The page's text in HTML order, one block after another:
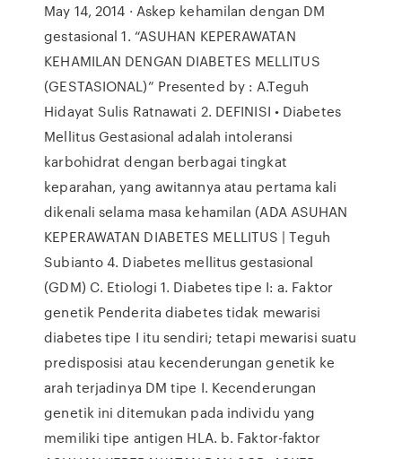
May 14, 2014 · Askep kehamilan dengan DM
gestasional 1. “ASUHAN KEPERAWATAN
KEHAMILAN DENGAN DIABETES MELLITUS
(GESTASIONAL)” Presented by : A.Teguh
Hidayat Sulis Ratnawati 2. DEFINISI • Diabetes
Mellitus Gestasional adalah intoleransi
karbohidrat dengan berbagai tingkat
keparahan, yang awitannya atau pertama kali
dikenali selama masa kehamilan (ADA ASUHAN
KEPERAWATAN DIABETES MELLITUS | Teguh
Subianto 4. Diabetes mellitus gestasional
(GDM) C. Etiologi 1. Diabetes tipe I: a. Faktor
genetik Penderita diabetes tidak mewarisi
diabetes tipe I itu sendiri; tetapi mewarisi suatu
predisposisi atau kecenderungan genetik ke
arah terjadinya DM tipe I. Kecenderungan
genetik ini ditemukan pada individu yang
memiliki tipe antigen HLA. b. Faktor-faktor